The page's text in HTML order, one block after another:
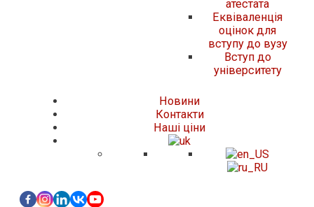
атестата
Еквіваленція
оцінок для
вступу до вузу
Вступ до
університету
Новини
Контакти
Нашi цiни